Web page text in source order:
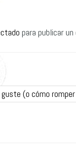
para publicar
(o cómo